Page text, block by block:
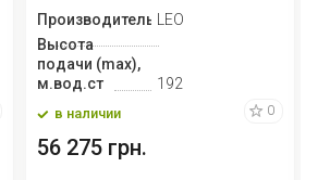
Производитель
LEO
Высота
подачи (max),
м.вод.ст
192
в наличии 0
56 275 грн.